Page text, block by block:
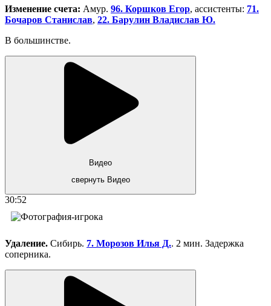
Изменение счета: Амур. 96. Коршков Егор, ассистенты: 71.
Бочаров Станислав, 22. Барулин Владислав Ю.
В большинстве.
Видео
свернуть Видео
30:52
Удаление. Сибирь. 7. Морозов Илья Д.. 2 мин. Задержка
соперника.